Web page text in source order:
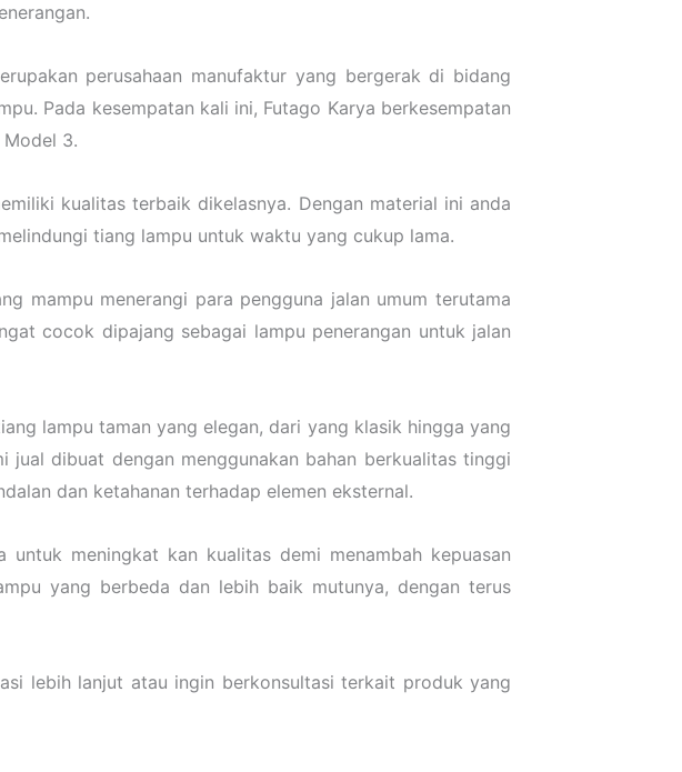
perusahaan manufaktur yang bergerak di bidang
Pada kesempatan kali ini, Futago Karya berkesempatan
3.
kualitas terbaik dikelasnya. Dengan material ini anda
tiang lampu untuk waktu yang cukup lama.
mampu menerangi para pengguna jalan umum terutama
cocok dipajang sebagai lampu penerangan untuk jalan
lampu taman yang elegan, dari yang klasik hingga yang
dibuat dengan menggunakan bahan berkualitas tinggi
dan ketahanan terhadap elemen eksternal.
meningkat kan kualitas demi menambah kepuasan
yang berbeda dan lebih baik mutunya, dengan terus
lebih lanjut atau ingin berkonsultasi terkait produk yang